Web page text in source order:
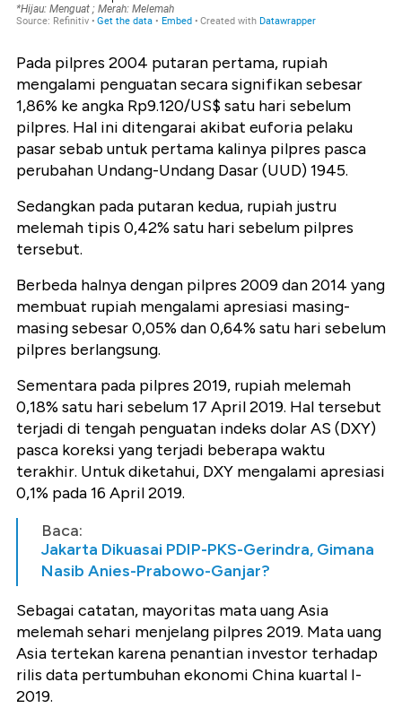
Pada pilpres 2004 putaran pertama, rupiah
mengalami penguatan secara signifikan sebesar
1,86% ke angka Rp9.120/US$ satu hari sebelum
pilpres. Hal ini ditengarai akibat euforia pelaku
pasar sebab untuk pertama kalinya pilpres pasca
perubahan Undang-Undang Dasar (UUD) 1945.
Sedangkan pada putaran kedua, rupiah justru
melemah tipis 0,42% satu hari sebelum pilpres
tersebut.
Berbeda halnya dengan pilpres 2009 dan 2014 yang
membuat rupiah mengalami apresiasi masing-
masing sebesar 0,05% dan 0,64% satu hari sebelum
pilpres berlangsung.
Sementara pada pilpres 2019, rupiah melemah
0,18% satu hari sebelum 17 April 2019. Hal tersebut
terjadi di tengah penguatan indeks dolar AS (DXY)
pasca koreksi yang terjadi beberapa waktu
terakhir. Untuk diketahui, DXY mengalami apresiasi
0,1% pada 16 April 2019.
Baca:
Jakarta Dikuasai PDIP-PKS-Gerindra, Gimana
Nasib Anies-Prabowo-Ganjar?
Sebagai catatan, mayoritas mata uang Asia
melemah sehari menjelang pilpres 2019. Mata uang
Asia tertekan karena penantian investor terhadap
rilis data pertumbuhan ekonomi China kuartal I-
2019.